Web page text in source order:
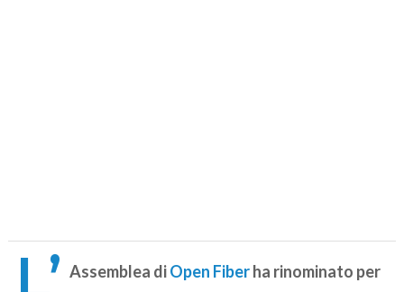
L’ Assemblea diOpen Fiberha rinominato per